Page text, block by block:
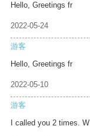
Hello, Greetings fr
2022-05-24
游客
Hello, Greetings fr
2022-05-10
游客
I called you 2 times. W